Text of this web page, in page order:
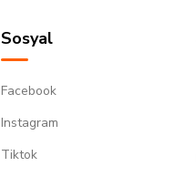
Sosyal
Facebook
Instagram
Tiktok